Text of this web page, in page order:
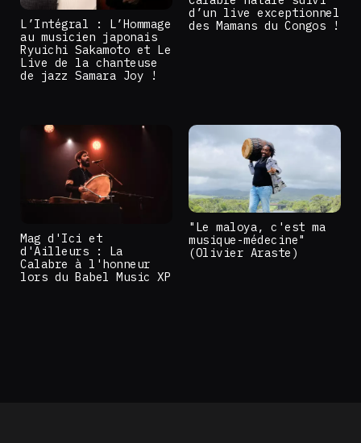
L’Intégral : L’Hommage
au musicien japonais
Ryuichi Sakamoto et Le
Live de la chanteuse
de jazz Samara Joy !
d’un live exceptionnel
des Mamans du Congos !
Mag d'Ici et
d'Ailleurs : La
Calabre à l'honneur
lors du Babel Music XP
"Le maloya, c'est ma
musique-médecine"
(Olivier Araste)